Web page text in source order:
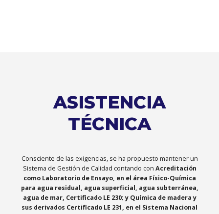
ASISTENCIA
TÉCNICA
Consciente de las exigencias, se ha propuesto mantener un
Sistema de Gestión de Calidad contando con Acreditación
como Laboratorio de Ensayo, en el área Físico-Química
para agua residual, agua superficial, agua subterránea,
agua de mar, Certificado LE 230; y Química de madera y
sus derivados Certificado LE 231, en el Sistema Nacional